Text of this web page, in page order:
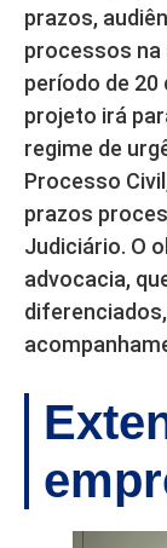
prazos,
processos na
período de 20
projeto irá
regime de
Processo
prazos
Judiciário. O
advocacia,